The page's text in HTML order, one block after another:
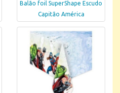
Balão foil SuperShape Escudo
Capitão América